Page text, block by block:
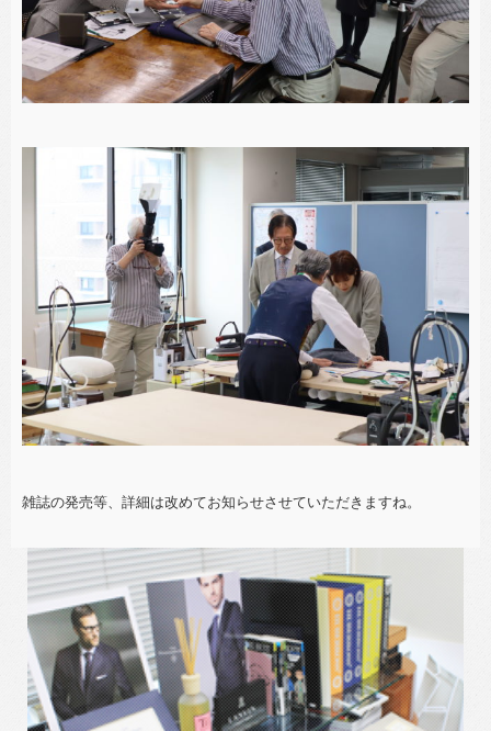
雑誌の発売等、詳細は改めてお知らせさせていただきますね。